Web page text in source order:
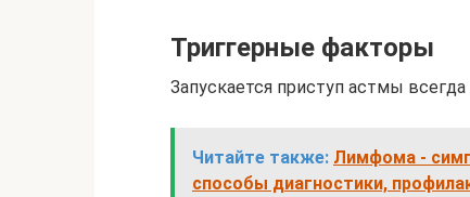
Триггерные факторы
Запускается приступ астмы
Читайте также: Лимфома -
способы диагностики,